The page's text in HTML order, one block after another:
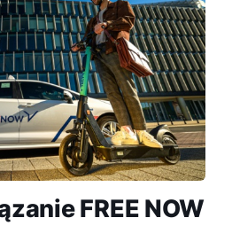
FREE NOW